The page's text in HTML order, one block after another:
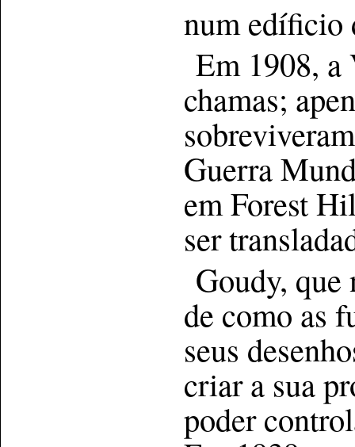
num edíficio
Em 1908, a
chamas;
Guerra
em Forest
ser
Goudy, que
de como as
seus
criar a sua
poder